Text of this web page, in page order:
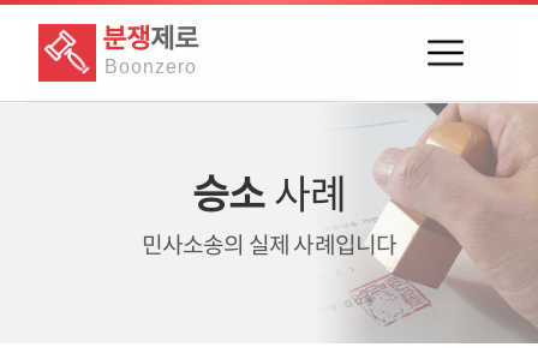
분쟁제로
Boonzero
승소사례
민사소송의 실제 사례입니다